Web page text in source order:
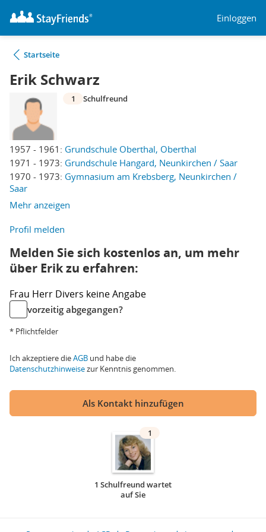
Einloggen
Startseite
Erik Schwarz
1957 - 1961: Grundschule Oberthal, Oberthal
1971 - 1973: Grundschule Hangard, Neunkirchen / Saar
1970 - 1973: Gymnasium am Krebsberg, Neunkirchen /
Saar
Mehr anzeigen
1 Schulfreund
Profil melden
Melden Sie sich kostenlos an, um mehr
über Erik zu erfahren:
Frau Herr Divers keine Angabe
vorzeitig abgegangen?
* Pflichtfelder
Ich akzeptiere dieAGB und habe die
Datenschutzhinweisezur Kenntnis genommen.
Als Kontakt hinzufügen
1
1 Schulfreund wartet
auf Sie